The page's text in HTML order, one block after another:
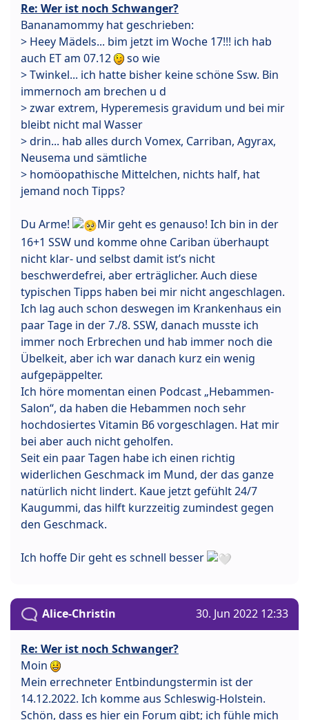
Re: Wer ist noch Schwanger?
Bananamommy hat geschrieben:
> Heey Mädels... bim jetzt im Woche 17!!! ich hab
auch ET am 07.12
so wie
> Twinkel... ich hatte bisher keine schöne Ssw. Bin
immernoch am brechen u d
> zwar extrem, Hyperemesis gravidum und bei mir
bleibt nicht mal Wasser
> drin... hab alles durch Vomex, Carriban, Agyrax,
Neusema und sämtliche
> homöopathische Mittelchen, nichts half, hat
jemand noch Tipps?
Du Arme!
Mir geht es genauso! Ich bin in der
16+1 SSW und komme ohne Cariban überhaupt
nicht klar- und selbst damit ist’s nicht
beschwerdefrei, aber erträglicher. Auch diese
typischen Tipps haben bei mir nicht angeschlagen.
Ich lag auch schon deswegen im Krankenhaus ein
paar Tage in der 7./8. SSW, danach musste ich
immer noch Erbrechen und hab immer noch die
Übelkeit, aber ich war danach kurz ein wenig
aufgepäppelter.
Ich höre momentan einen Podcast „Hebammen-
Salon“, da haben die Hebammen noch sehr
hochdosiertes Vitamin B6 vorgeschlagen. Hat mir
bei aber auch nicht geholfen.
Seit ein paar Tagen habe ich einen richtig
widerlichen Geschmack im Mund, der das ganze
natürlich nicht lindert. Kaue jetzt gefühlt 24/7
Kaugummi, das hilft kurzzeitig zumindest gegen
den Geschmack.
Ich hoffe Dir geht es schnell besser
Alice-Christin 30. Jun 2022 12:33
Re: Wer ist noch Schwanger?
Moin
Mein errechneter Entbindungstermin ist der
14.12.2022. Ich komme aus Schleswig-Holstein.
Schön, dass es hier ein Forum gibt; ich fühle mich